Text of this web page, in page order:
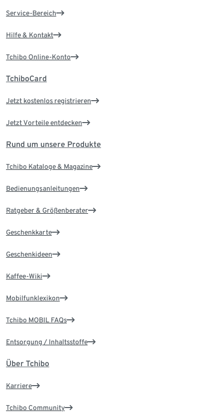
Service-Bereich
Hilfe & Kontakt
Tchibo Online-Konto
TchiboCard
Jetzt kostenlos registrieren
Jetzt Vorteile entdecken
Rund um unsere Produkte
Tchibo Kataloge & Magazine
Bedienungsanleitungen
Ratgeber & Größenberater
Geschenkkarte
Geschenkideen
Kaffee-Wiki
Mobilfunklexikon
Tchibo MOBIL FAQs
Entsorgung / Inhaltsstoffe
Über Tchibo
Karriere
Tchibo Community